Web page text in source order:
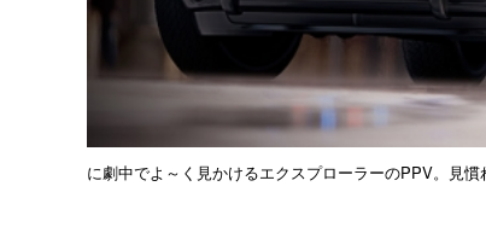
に劇中でよ～く見かけるエクスプローラーのPPV。見